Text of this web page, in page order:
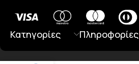
Κατηγορίες Πληροφορίες